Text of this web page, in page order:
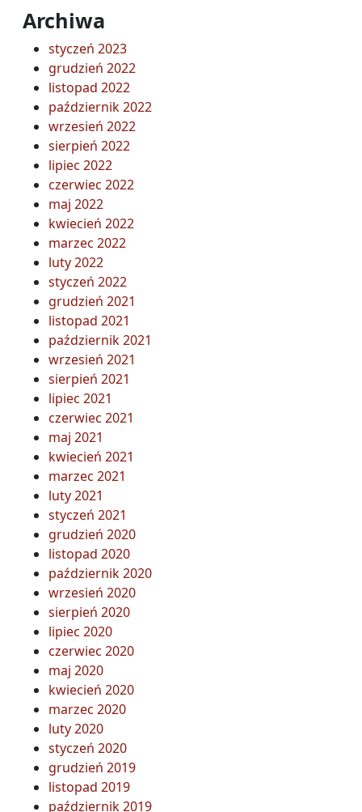
Archiwa
styczeń 2023
grudzień 2022
listopad 2022
październik 2022
wrzesień 2022
sierpień 2022
lipiec 2022
czerwiec 2022
maj 2022
kwiecień 2022
marzec 2022
luty 2022
styczeń 2022
grudzień 2021
listopad 2021
październik 2021
wrzesień 2021
sierpień 2021
lipiec 2021
czerwiec 2021
maj 2021
kwiecień 2021
marzec 2021
luty 2021
styczeń 2021
grudzień 2020
listopad 2020
październik 2020
wrzesień 2020
sierpień 2020
lipiec 2020
czerwiec 2020
maj 2020
kwiecień 2020
marzec 2020
luty 2020
styczeń 2020
grudzień 2019
listopad 2019
październik 2019